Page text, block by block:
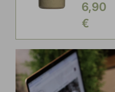
6,90
€